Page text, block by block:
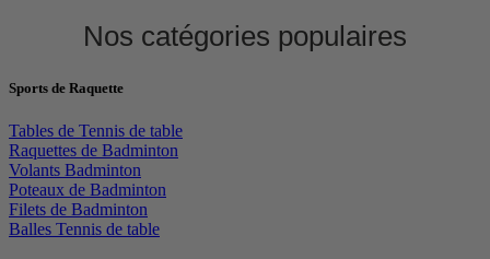
Nos catégories populaires
Sports de Raquette
Tables de Tennis de table
Raquettes de Badminton
Volants Badminton
Poteaux de Badminton
Filets de Badminton
Balles Tennis de table